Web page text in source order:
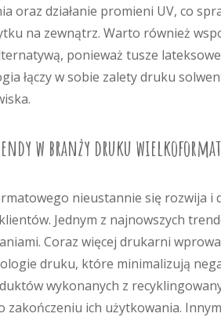
oraz działanie promieni UV, co
na zewnątrz. Warto również
ponieważ tusze
łączy w sobie zalety druku
w branży druku
nieustannie się rozwija i
Jednym z najnowszych
Coraz więcej drukarni
druku, które minimalizują
wykonanych z
zakończeniu ich użytkowania.